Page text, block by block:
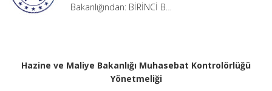
Bakanlığından: BİRİNCİ B…
Hazine ve Maliye Bakanlığı Muhasebat Kontrolörlüğü
Yönetmeliği